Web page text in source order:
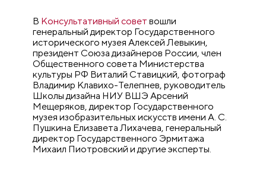
В Консультативный совет вошли
генеральный директор Государственного
исторического музея Алексей Левыкин,
президент Союза дизайнеров России, член
Общественного совета Министерства
культуры РФ Виталий Ставицкий, фотограф
Владимир Клавихо-Телепнев, руководитель
Школы дизайна НИУ ВШЭ Арсений
Мещеряков, директор Государственного
музея изобразительных искусств имени А. С.
Пушкина Елизавета Лихачева, генеральный
директор Государственного Эрмитажа
Михаил Пиотровский и другие эксперты.